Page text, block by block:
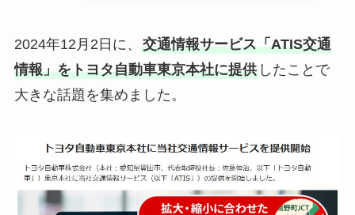
2024年12月2日に、 交通情報サービス「ATIS交通
情報」をトヨタ自動車東京本社に提供したことで
大きな話題を集めました。